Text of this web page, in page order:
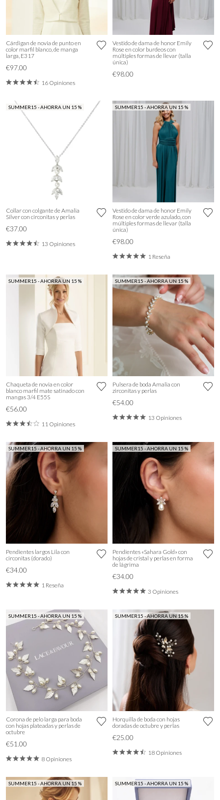
Cárdigan de novia de punto en
color marfil blanco, de manga
larga, E317
€97.00
16 Opiniones
Vestido de dama de honor Emily
Rose en color burdeos con
múltiples formas de llevar (talla
única)
€98.00
SUMMER15 - AHORRA UN 15 %
Collar con colgante de Amalia
Silver con circonitas y perlas
€37.00
13 Opiniones
SUMMER15 - AHORRA UN 15 %
Vestido de dama de honor Emily
Rose en color verde azulado, con
múltiples formas de llevar (talla
única)
€98.00
1 Reseña
SUMMER15 - AHORRA UN 15 %
Chaqueta de novia en color
blanco marfil mate satinado con
mangas 3/4 E55S
€56.00
11 Opiniones
SUMMER15 - AHORRA UN 15 %
Pulsera de boda Amalia con
zirconitas y perlas
€54.00
13 Opiniones
SUMMER15 - AHORRA UN 15 %
Pendientes largos Lila con
circonitas (dorado)
€34.00
1 Reseña
SUMMER15 - AHORRA UN 15 %
Pendientes «Sahara Gold» con
hojas de cristal y perlas en forma
de lágrima
€34.00
3 Opiniones
SUMMER15 - AHORRA UN 15 %
Corona de pelo larga para boda
con hojas plateadas y perlas de
octubre
€51.00
8 Opiniones
SUMMER15 - AHORRA UN 15 %
Horquilla de boda con hojas
doradas de octubre y perlas
€25.00
18 Opiniones
SUMMER15 - AHORRA UN 15 % SUMMER15 - AHORRA UN 15 %